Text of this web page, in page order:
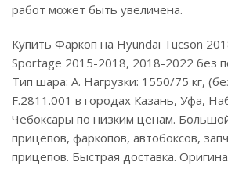
работ может быть увеличена.
Купить Фаркоп на Hyundai Tucson
Sportage 2015-2018, 2018-2022 без
Тип шара: A. Нагрузки: 1550/75 кг,
F.2811.001 в городах Казань, Уфа,
Чебоксары по низким ценам.
прицепов, фаркопов, автобоксов,
прицепов. Быстрая доставка.